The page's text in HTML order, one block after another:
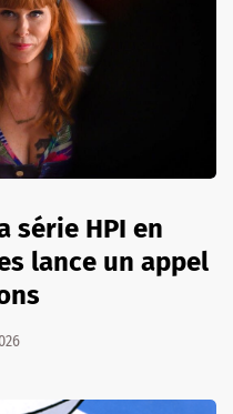
série HPI en
lance un appel